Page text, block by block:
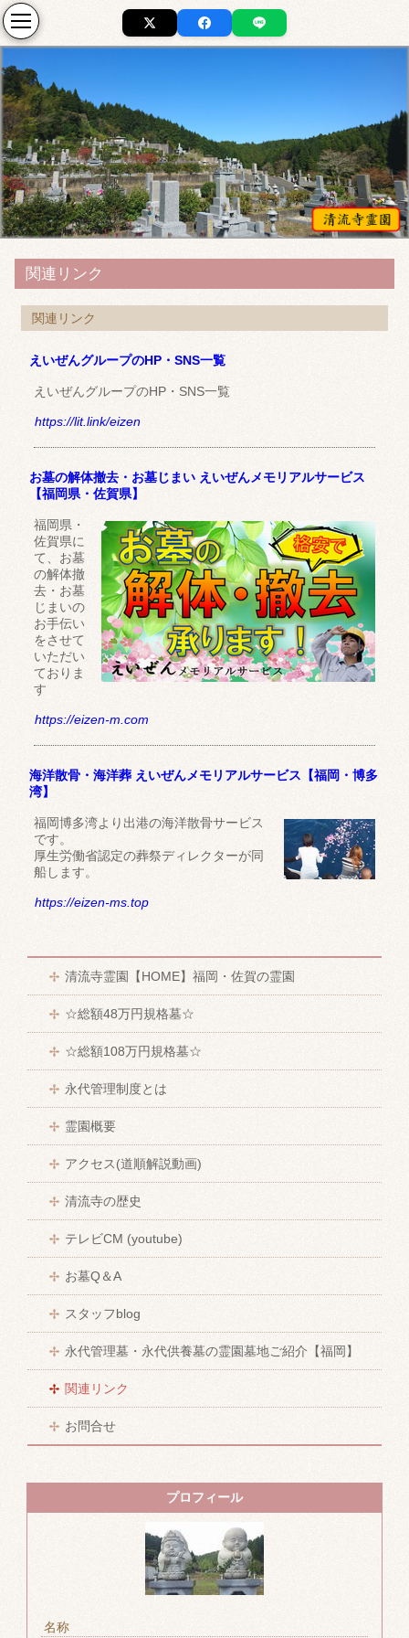
関連リンク
関連リンク
えいぜんグループのHP・SNS一覧
えいぜんグループのHP・SNS一覧
https://lit.link/eizen
お墓の解体撤去・お墓じまい えいぜんメモリアルサービス
【福岡県・佐賀県】
福岡県・
佐賀県に
て、お墓
の解体撤
去・お墓
じまいの
お手伝い
をさせて
いただい
ておりま
す
https://eizen-m.com
海洋散骨・海洋葬 えいぜんメモリアルサービス【福岡・博多
湾】
福岡博多湾より出港の海洋散骨サービス
です。
厚生労働省認定の葬祭ディレクターが同
船します。
https://eizen-ms.top
清流寺霊園【HOME】福岡・佐賀の霊園
☆総額48万円規格墓☆
☆総額108万円規格墓☆
永代管理制度とは
霊園概要
アクセス(道順解説動画)
清流寺の歴史
テレビCM (youtube)
お墓Q＆A
スタッフblog
永代管理墓・永代供養墓の霊園墓地ご紹介【福岡】
関連リンク
お問合せ
プロフィール
名称